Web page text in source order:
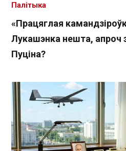
«Працяглая
Лукашэнка нешта, апроч
Пуціна?
Палітыка